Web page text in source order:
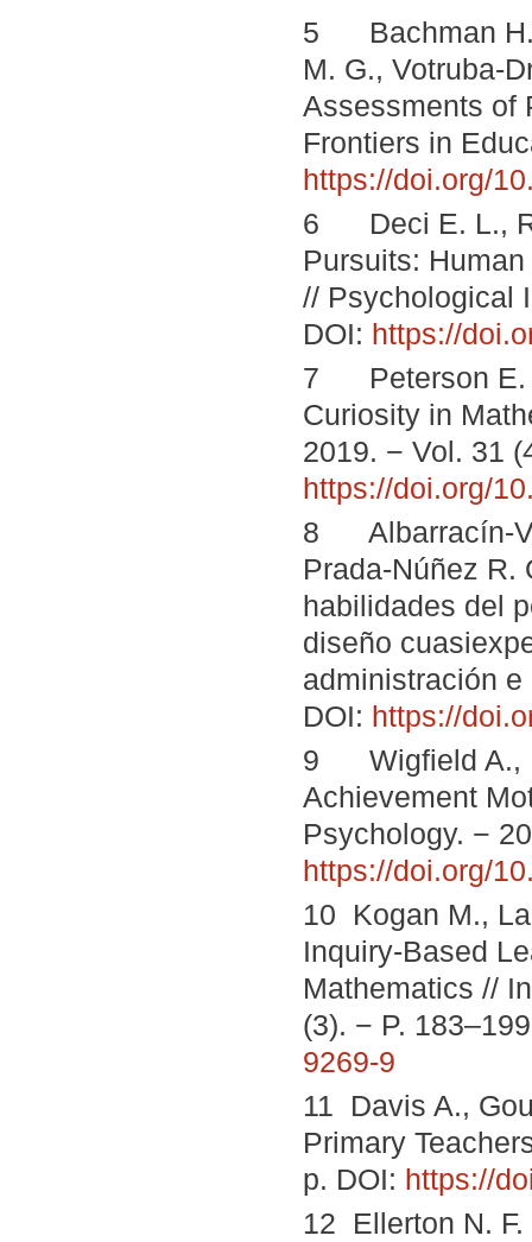
5 Bachman H.
M. G., Votruba-
Assessments of
Frontiers in
https://doi.org/
6 Deci E. L.,
Pursuits:
// Psychological
DOI: https://
7 Peterson E.
Curiosity in
2019. − Vol. 31
https://doi.org/
8 Albarracín-
Prada-Núñez R.
habilidades del
diseño
administración
DOI: https://
9 Wigfield A.,
Achievement
Psychology. −
https://doi.org/
10 Kogan M.,
Inquiry-Based
Mathematics //
(3). − P.
9269-9
11 Davis A.,
Primary
p. DOI: https://
12 Ellerton N.